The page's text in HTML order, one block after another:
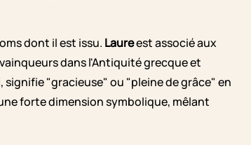
dont il est issu. Laureest associé aux
dans l'Antiquité grecque et
signifie "gracieuse" ou "pleine de grâce" en
forte dimension symbolique, mêlant